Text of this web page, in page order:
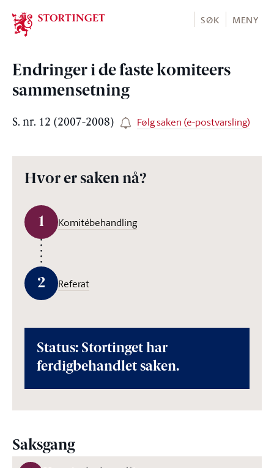
Stortinget.no
SØK MENY
Endringer i de faste komiteers
sammensetning
S. nr. 12 (2007-2008) Følg saken (e-postvarsling)
Hvor er saken nå?
1 Komitébehandling
2 Referat
Status: Stortinget har
ferdigbehandlet saken.
Saksgang